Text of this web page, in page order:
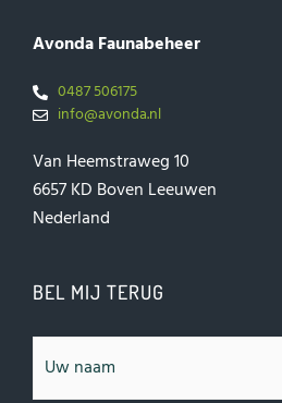
Avonda Faunabeheer
0487 506175
info@avonda.nl
Van Heemstraweg 10
6657 KD Boven Leeuwen
Nederland
BEL MIJ TERUG